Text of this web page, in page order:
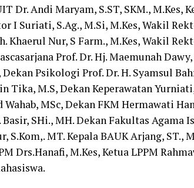
Dr. Andi Maryam, S.ST, SKM., M.Kes,
I Suriati, S.Ag., M.Si, M.Kes, Wakil
Khaerul Nur, S Farm., M.Kes, Wakil
Prof. Dr. Hj. Maemunah
Psikologi Prof. Dr. H. Syamsul
Tika, M.S, Dekan Keperawatan Yurniati,
Wahab, MSc, Dekan FKM Hermawati
SHi., MH. Dekan Fakultas Agama
S.Kom,. MT. Kepala BAUK Arjang, ST.,
Drs.Hanafi, M.Kes, Ketua LPPM